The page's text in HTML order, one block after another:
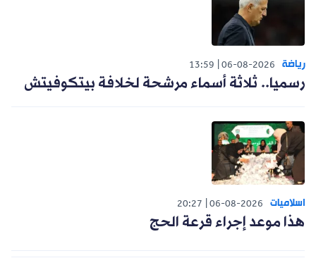
رياضة 06-08-2026
13:59
رسميا.. ثلاثة أسماء مرشحة لخلافة بيتكوفيتش
اسلاميات 06-08-2026
20:27
هذا موعد إجراء قرعة الحج